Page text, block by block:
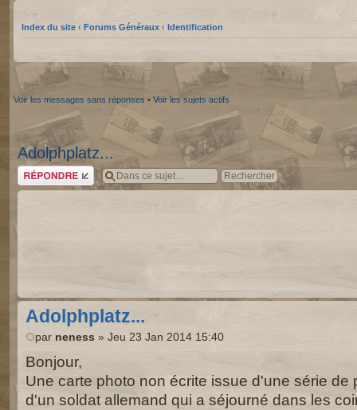
Index du site ‹ Forums Généraux ‹ Identification
Voir les messages sans réponses • Voir les sujets actifs
Adolphplatz...
Répondre
Adolphplatz...
par neness » Jeu 23 Jan 2014 15:40
Bonjour,
Une carte photo non écrite issue d'une série de
d'un soldat allemand qui a séjourné dans les